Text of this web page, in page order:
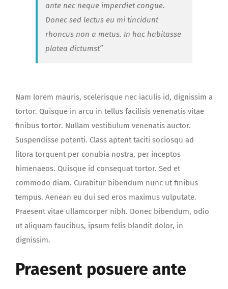
ante nec neque imperdiet congue.
Donec sed lectus eu mi tincidunt
rhoncus non a metus. In hac habitasse
platea dictumst”
Nam lorem mauris, scelerisque nec iaculis id, dignissim a
tortor. Quisque in arcu in tellus facilisis venenatis vitae
finibus tortor. Nullam vestibulum venenatis auctor.
Suspendisse potenti. Class aptent taciti sociosqu ad
litora torquent per conubia nostra, per inceptos
himenaeos. Quisque id consequat tortor. Sed et
commodo diam. Curabitur bibendum nunc ut finibus
tempus. Aenean eu dui sed eros maximus vulputate.
Praesent vitae ullamcorper nibh. Donec bibendum, odio
ut aliquam faucibus, ipsum felis blandit dolor, in
dignissim.
Praesent posuere ante